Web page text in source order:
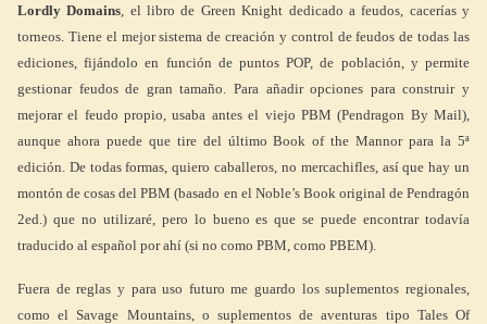
Lordly Domains, el libro de Green Knight dedicado a feudos, cacerías y
torneos. Tiene el mejor sistema de creación y control de feudos de todas las
ediciones, fijándolo en función de puntos POP, de población, y permite
gestionar feudos de gran tamaño. Para añadir opciones para construir y
mejorar el feudo propio, usaba antes el viejo PBM (Pendragon By Mail),
aunque ahora puede que tire del último Book of the Mannor para la 5ª
edición. De todas formas, quiero caballeros, no mercachifles, así que hay un
montón de cosas del PBM (basado en el Noble’s Book original de Pendragón
2ed.) que no utilizaré, pero lo bueno es que se puede encontrar todavía
traducido al español por ahí (si no como PBM, como PBEM).
Fuera de reglas y para uso futuro me guardo los suplementos regionales,
como el Savage Mountains, o suplementos de aventuras tipo Tales Of